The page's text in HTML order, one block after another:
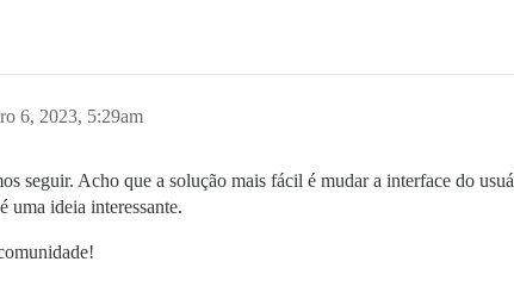
6, 2023, 5:29am
seguir. Acho que a solução mais fácil é mudar a interface do
uma ideia interessante.